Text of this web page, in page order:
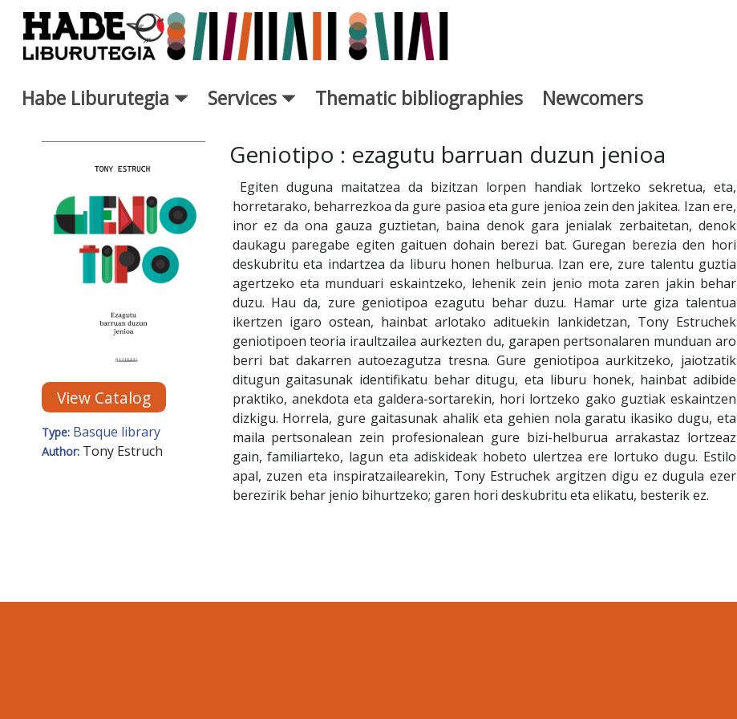
Skip to Main Content
Habe Liburutegia Services Thematic bibliographies Newcomers
New Books Card - Liburutegia
View Catalog
Type: Basque library
Author: Tony Estruch
Geniotipo : ezagutu barruan duzun jenioa
Egiten duguna maitatzea da bizitzan lorpen handiak lortzeko sekretua, eta,
horretarako, beharrezkoa da gure pasioa eta gure jenioa zein den jakitea. Izan ere,
inor ez da ona gauza guztietan, baina denok gara jenialak zerbaitetan, denok
daukagu paregabe egiten gaituen dohain berezi bat. Guregan berezia den hori
deskubritu eta indartzea da liburu honen helburua. Izan ere, zure talentu guztia
agertzeko eta munduari eskaintzeko, lehenik zein jenio mota zaren jakin behar
duzu. Hau da, zure geniotipoa ezagutu behar duzu. Hamar urte giza talentua
ikertzen igaro ostean, hainbat arlotako adituekin lankidetzan, Tony Estruchek
geniotipoen teoria iraultzailea aurkezten du, garapen pertsonalaren munduan aro
berri bat dakarren autoezagutza tresna. Gure geniotipoa aurkitzeko, jaiotzatik
ditugun gaitasunak identifikatu behar ditugu, eta liburu honek, hainbat adibide
praktiko, anekdota eta galdera-sortarekin, hori lortzeko gako guztiak eskaintzen
dizkigu. Horrela, gure gaitasunak ahalik eta gehien nola garatu ikasiko dugu, eta
maila pertsonalean zein profesionalean gure bizi-helburua arrakastaz lortzeaz
gain, familiarteko, lagun eta adiskideak hobeto ulertzea ere lortuko dugu. Estilo
apal, zuzen eta inspiratzailearekin, Tony Estruchek argitzen digu ez dugula ezer
berezirik behar jenio bihurtzeko; garen hori deskubritu eta elikatu, besterik ez.